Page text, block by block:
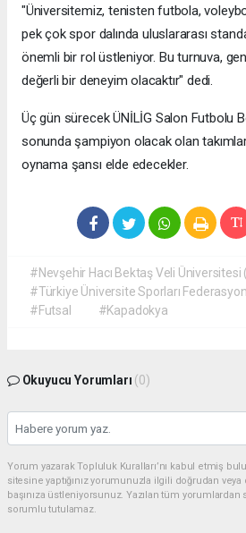
"Üniversitemiz, tenisten futbola,
pek çok spor dalında uluslararası
önemli bir rol üstleniyor. Bu turnuva,
değerli bir deneyim olacaktır" dedi.
Üç gün sürecek ÜNİLİG Salon Futbolu
sonunda şampiyon olacak olan
oynama şansı elde edecekler.
#Nevşehir Hacı Bektaş Veli Üniversitesi
#Türkiye Üniversite Sporları
#Futsal
#Kapadokya
Okuyucu Yorumları (0)
Yorum yazarak Topluluk Kuralları’nı kabul etmiş
sitesine yaptığınız yorumunuzla ilgili doğrudan
başınıza üstleniyorsunuz. Yazılan tüm
sorumlu tutulamaz.